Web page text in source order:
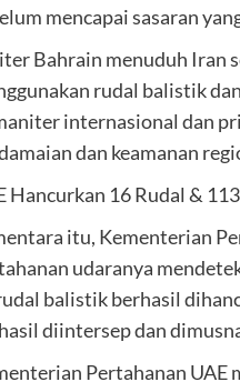
mencapai sasaran
Bahrain menuduh Iran
rudal balistik
internasional dan
dan keamanan
Hancurkan 16 Rudal &
itu, Kementerian
udaranya
balistik berhasil
diintersep dan
Pertahanan